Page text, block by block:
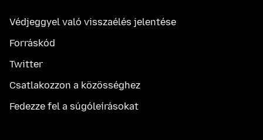
Védjeggyel való visszaélés jelentése
Forráskód
Twitter
Csatlakozzon a közösséghez
Fedezze fel a súgóleírásokat